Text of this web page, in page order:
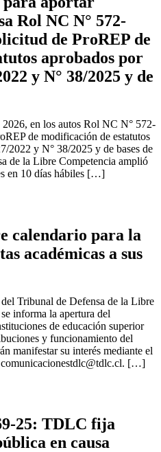
Rol NC N° 572-
de ProREP de
aprobados por
y N° 38/2025 y de
en los autos Rol NC N° 572-
de modificación de estatutos
2022 y N° 38/2025 y de bases de
de la Libre Competencia amplió
en 10 días hábiles […]
calendario para la
académicas a sus
Tribunal de Defensa de la Libre
informa la apertura del
de educación superior
y funcionamiento del
manifestar su interés mediante el
comunicacionestdlc@tdlc.cl. […]
25: TDLC fija
en causa